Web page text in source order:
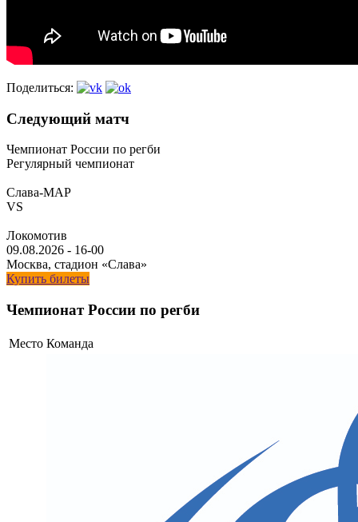
Поделиться:
Следующий матч
Чемпионат России по регби
Регулярный чемпионат
Слава-МАР
VS
Локомотив
09.08.2026 - 16-00
Москва, стадион «Слава»
Купить билеты
Чемпионат России по регби
Место Команда